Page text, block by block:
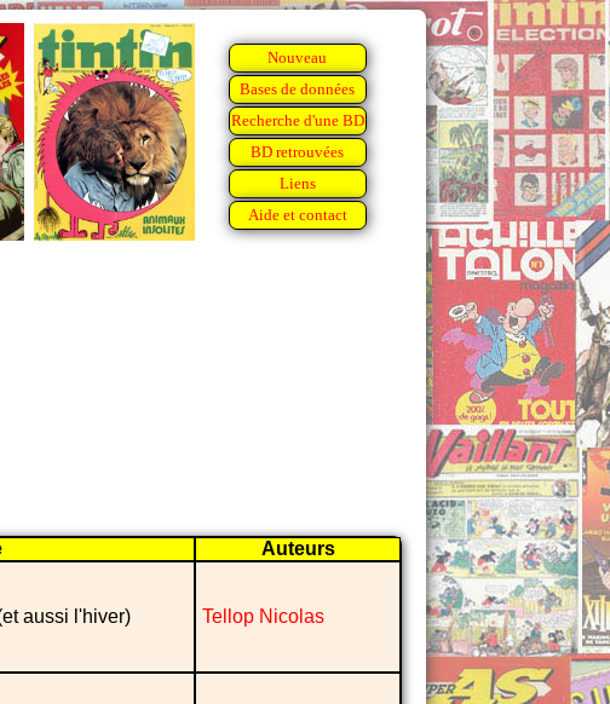
Nouveau
Bases de données
Recherche d'une BD
BD retrouvées
Liens
Aide et contact
Auteurs
aussi l'hiver) Tellop Nicolas